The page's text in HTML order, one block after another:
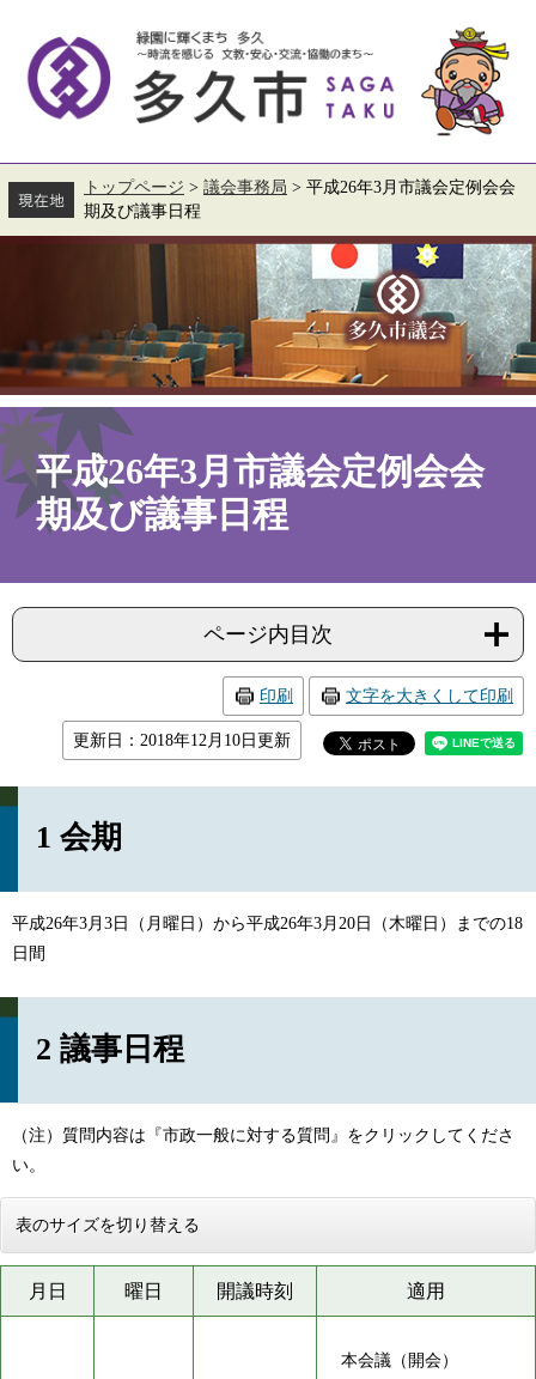
す。
し
て
トップページ > 議会事務局 > 平成26年3月市議会定例会会
期及び議事日程
本
文
平成26年3月市議会定例会会
期及び議事日程
ページ内目次
印刷 文字を大きくして印刷
更新日：2018年12月10日更新
1 会期
平成26年3月3日（月曜日）から平成26年3月20日（木曜日）までの18
日間
2 議事日程
（注）質問内容は『市政一般に対する質問』をクリックしてくださ
い。
表のサイズを切り替える
月日 曜日 開議時刻 適用
本会議（開会）